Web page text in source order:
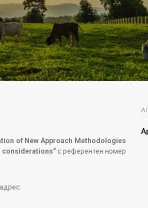
of New Approach Methodologies
с референтен номер